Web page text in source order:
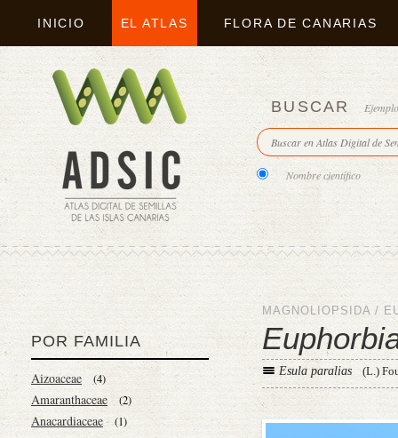
INICIO EL ATLAS FLORA DE CANARIAS
BUSCAR
Nombre científico
POR FAMILIA
Aizoaceae (4)
Amaranthaceae (2)
Anacardiaceae (1)
MAGNOLIOPSIDA /
Esula paralias (L.)